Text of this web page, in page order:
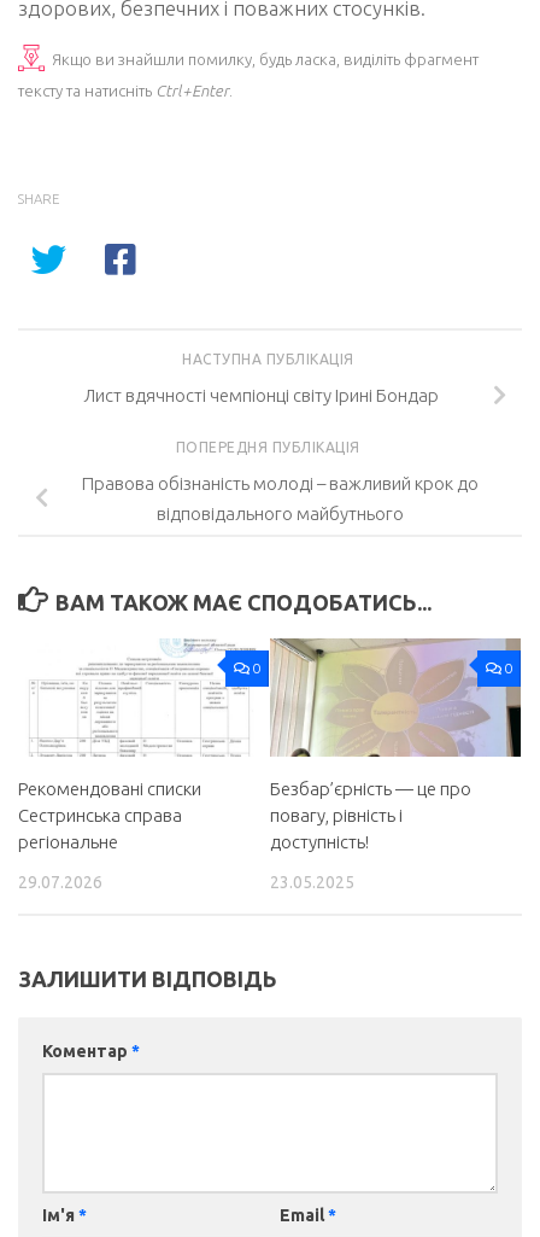
здорових, безпечних і поважних стосунків.
Якщо ви знайшли помилку, будь ласка, виділіть фрагмент
тексту та натисніть Ctrl+Enter.
SHARE
НАСТУПНА ПУБЛІКАЦІЯ
Лист вдячності чемпіонці світу Ірині Бондар
ПОПЕРЕДНЯ ПУБЛІКАЦІЯ
Правова обізнаність молоді – важливий крок до
відповідального майбутнього
ВАМ ТАКОЖ МАЄ СПОДОБАТИСЬ...
0
Рекомендовані списки
Сестринська справа
регіональне
29.07.2026
0
Безбар’єрність — це про
повагу, рівність і
доступність!
23.05.2025
ЗАЛИШИТИ ВІДПОВІДЬ
Коментар *
Ім'я * Email*